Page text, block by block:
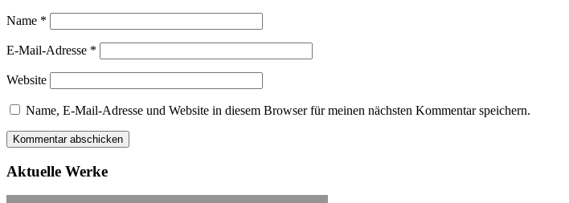
Name *
E-Mail-Adresse *
Website
Name, E-Mail-Adresse und Website in diesem Browser für meinen nächsten Kommentar speichern.
Aktuelle Werke